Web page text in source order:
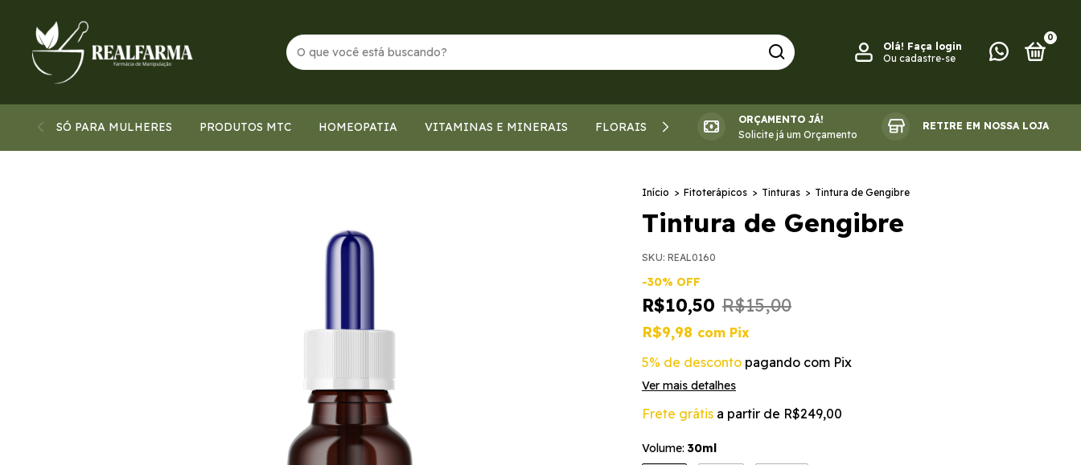
Olá! Faça login
Ou cadastre-se
0
SÓ PARA MULHERES PRODUTOS MTC HOMEOPATIA VITAMINAS E MINERAIS FLORAIS DE BACH FITOTERÁPICOS
ORÇAMENTO JÁ!
Solicite já um Orçamento
RETIRE EM NOSSA LOJA
Início > Fitoterápicos > Tinturas > Tintura de Gengibre
Tintura de Gengibre
SKU: REAL0160
-30% OFF
R$10,50 R$15,00
R$9,98 com Pix
5% de desconto pagando com Pix
Ver mais detalhes
Frete grátis a partir de R$249,00
Volume: 30ml